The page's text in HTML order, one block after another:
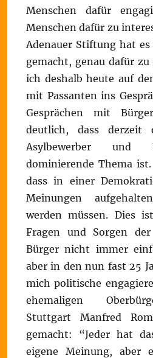
Menschen dafür
Menschen dafür zu
Adenauer Stiftung hat
gemacht, genau dafür zu
ich deshalb heute auf
mit Passanten ins
Gesprächen mit
deutlich, dass derzeit
Asylbewerber und
dominierende Thema
dass in einer
Meinungen
werden müssen. Dies
Fragen und Sorgen
Bürger nicht immer
aber in den nun fast 25
mich politische
ehemaligen
Stuttgart Manfred
gemacht: “Jeder hat
eigene Meinung, aber